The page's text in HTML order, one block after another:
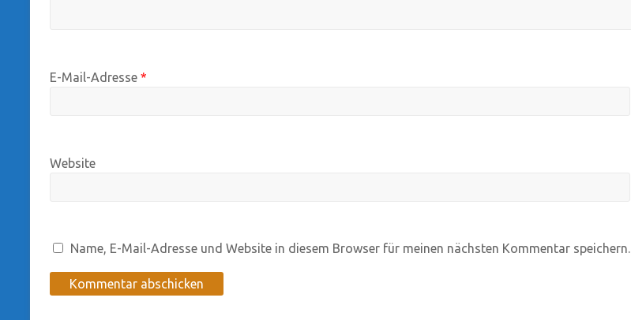
E-Mail-Adresse *
Website
Name, E-Mail-Adresse und Website in diesem Browser für meinen nächsten Kommentar speichern.